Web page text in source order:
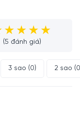
(5 đánh giá)
3 sao (0) 2